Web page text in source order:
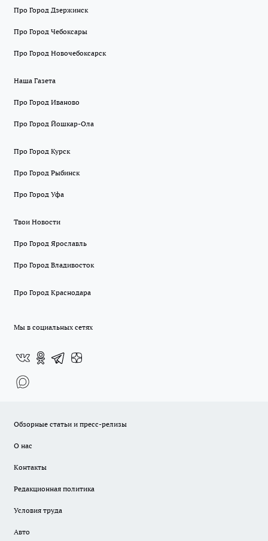
Про Город Дзержинск
Про Город Чебоксары
Про Город Новочебоксарск
Наша Газета
Про Город Иваново
Про Город Йошкар-Ола
Про Город Курск
Про Город Рыбинск
Про Город Уфа
Твои Новости
Про Город Ярославль
Про Город Владивосток
Про Город Краснодара
Мы в социальных сетях
Обзорные статьи и пресс-релизы
О нас
Контакты
Редакционная политика
Условия труда
Авто